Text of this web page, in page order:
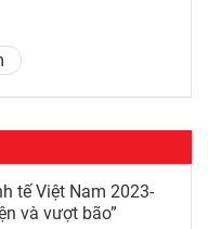
tế Việt Nam 2023-
và vượt bão”